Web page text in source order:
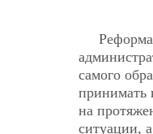
самого
принимать
на
ситуации,